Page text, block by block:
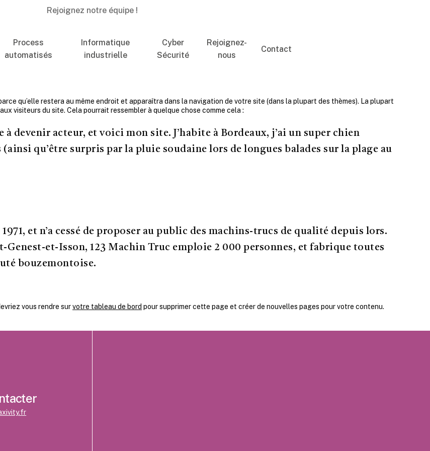
Rejoignez notre équipe !
Process
automatisés
Informatique
industrielle
Cyber
Sécurité
Rejoignez-
nous
Contact
qu’elle restera au même endroit et apparaîtra dans la navigation de votre site (dans la plupart des thèmes). La plupart
visiteurs du site. Cela pourrait ressembler à quelque chose comme cela :
devenir acteur, et voici mon site. J’habite à Bordeaux, j’ai un super chien
(ainsi qu’être surpris par la pluie soudaine lors de longues balades sur la plage au
et n’a cessé de proposer au public des machins-trucs de qualité depuis lors.
Genest-et-Isson, 123 Machin Truc emploie 2 000 personnes, et fabrique toutes
bouzemontoise.
vous rendre survotre tableau de bord pour supprimer cette page et créer de nouvelles pages pour votre contenu.